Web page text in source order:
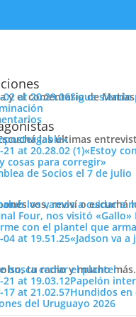
y el comentario de
Sigue
las últimas
«Estoy
cosas para corregir»
de Socios el 7 de julio
vos, reviví o escuchá
los vamos a cuidar a
Four, nos visitó «Gallo»
con el plantel que
«Jadson va
tu radio y mucho más.
busca cerrar el plantel
Papelón
Hundidos en
del Uruguayo 2026
clásicos de infantiles